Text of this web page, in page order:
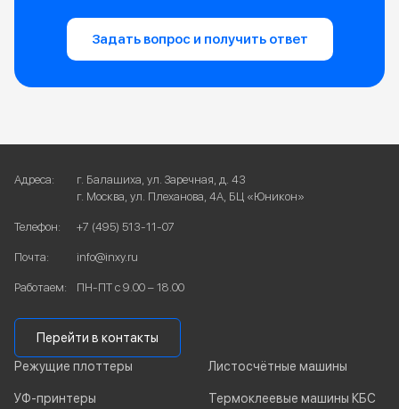
Задать вопрос и получить ответ
Режущие плоттеры
УФ-принтеры
Листосчётные машины
Термоклеевые машины КБС
Адреса:
г. Балашиха, ул. Заречная, д. 43
г. Москва, ул. Плеханова, 4А, БЦ «Юникон»
Телефон: +7 (495) 513-11-07
Почта: info@inxy.ru
Работаем: ПН-ПТ с 9.00 – 18.00
Перейти в контакты